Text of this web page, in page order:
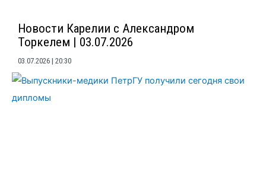
Новости Карелии с Александром
Торкелем | 03.07.2026
03.07.2026 20:30